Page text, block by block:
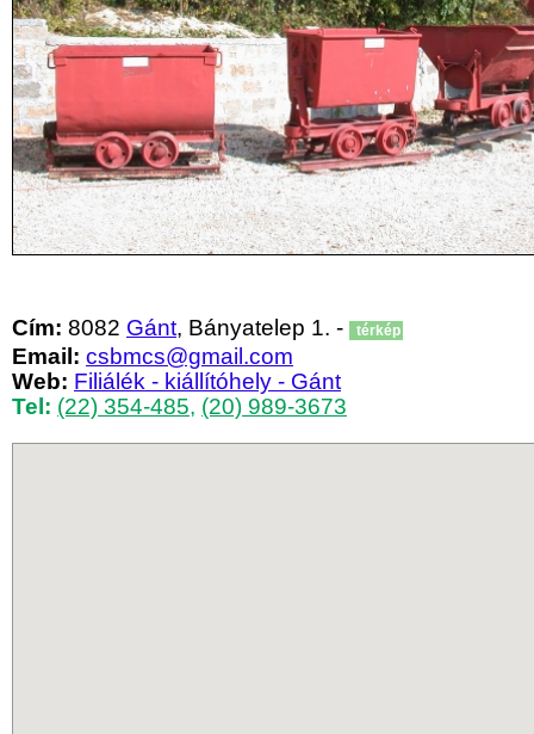
Cím: 8082 Gánt, Bányatelep 1. - térkép
Email: csbmcs@gmail.com
Web: Filiálék - kiállítóhely - Gánt
Tel: (22) 354-485, (20) 989-3673